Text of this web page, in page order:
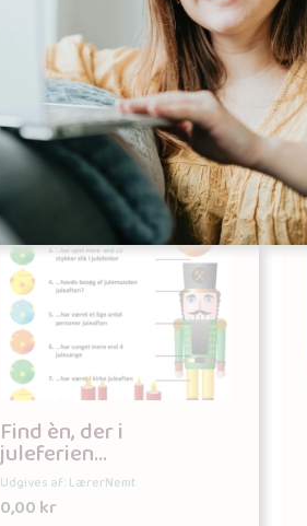
Læs mere
Find èn, der i
juleferien…
Udgives af: LærerNemt
0,00kr